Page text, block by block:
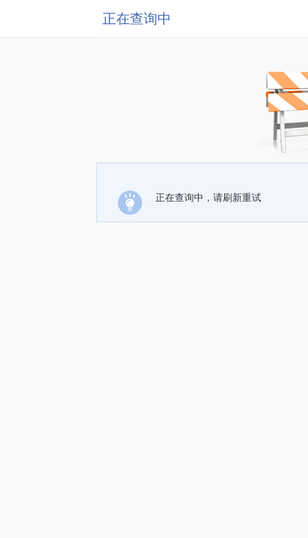
正在查询中
正在查询中，请刷新重试